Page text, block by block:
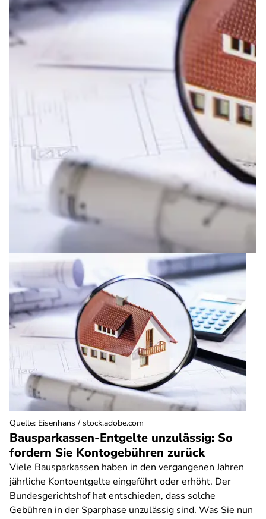
Bausparkassen-Entgelte unzulässig: So
fordern Sie Kontogebühren zurück
Viele Bausparkassen haben in den vergangenen Jahren
jährliche Kontoentgelte eingeführt oder erhöht. Der
Bundesgerichtshof hat entschieden, dass solche
Gebühren in der Sparphase unzulässig sind. Was Sie nun
Quelle: Eisenhans / stock.adobe.com